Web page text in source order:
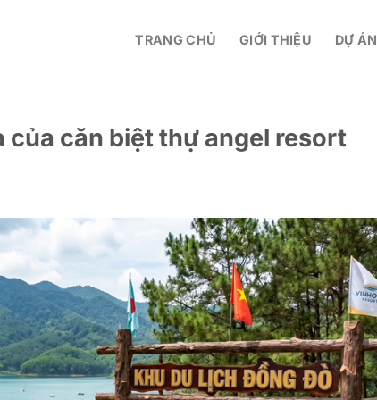
TRANG CHỦ GIỚI THIỆU DỰ ÁN
của căn biệt thự angel resort